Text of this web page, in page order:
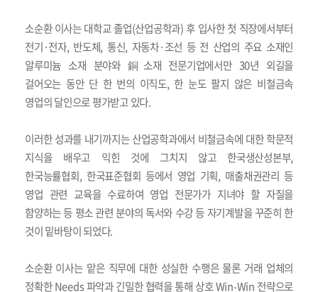
소순환 이사는대학교 졸업(산업공학과)후 입사한 첫 직장에서부터
전기·전자, 반도체, 통신, 자동차·조선 등 전 산업의 주요 소재인
알루미늄 소재 분야와 銅 소재 전문기업에서만 30년 외길을
걸어오는 동안 단 한 번의 이직도, 한 눈도 팔지 않은 비철금속
영업의 달인으로 평가받고 있다.
이러한 성과를 내기까지는산업공학과에서 비철금속에 대한 학문적
지식을 배우고 익힌 것에 그치지 않고 한국생산성본부,
한국능률협회, 한국표준협회 등에서 영업 기획, 매출채권관리 등
영업 관련 교육을 수료하여 영업 전문가가 지녀야 할 자질을
함양하는 등 평소 관련 분야의 독서와 수강 등 자기계발을 꾸준히 한
것이 밑바탕이 되었다.
소순환 이사는 맡은 직무에 대한 성실한 수행은 물론 거래 업체의
정확한Needs파악과 긴밀한 협력을통해 상호Win-Win 전략으로